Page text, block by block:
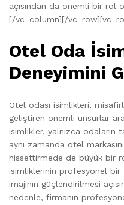
açısından da önemli bir rol
[/vc_column][/
Otel Oda
Deneyimini
Otel odası isimlikleri,
geliştiren önemli unsurlar
isimlikler, yalnızca odaların
aynı zamanda otel
hissettirmede de büyük bir
isimliklerinin profesyonel bir
imajının güçlendirilmesi
nedenle, firmanın